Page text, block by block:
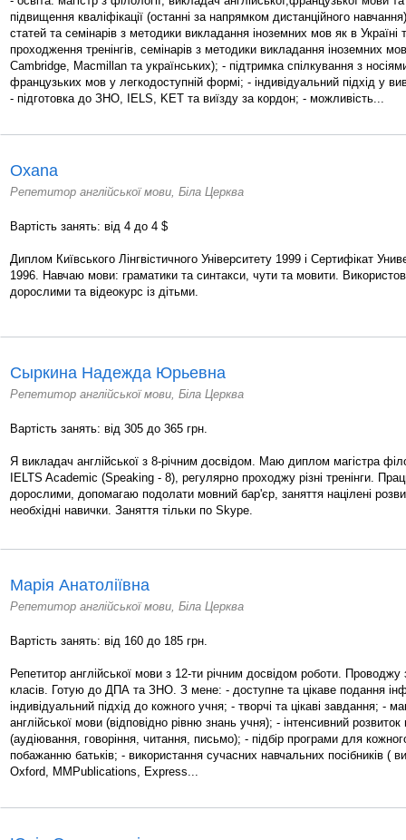
підвищення кваліфікації (останні за напрямком дистанційного
статей та семінарів з методики викладання іноземних мов як в Україні
проходження тренінгів, семінарів з методики викладання іноземних
Cambridge, Macmillan та українських); - підтримка спілкування з
французьких мов у легкодоступній формі; - індивідуальний підхід у
- підготовка до ЗНО, IELS, KET та виїзду за кордон; - можливість...
Oxana
Репетитор англійської мови, Біла Церква
Вартість занять: від 4 до 4 $
Диплом Київського Лінгвістичного Університету 1999 і Сертифікат
1996. Навчаю мови: граматики та синтакси, чути та мовити.
дорослими та відеокурс із дітьми.
Сыркина Надежда Юрьевна
Репетитор англійської мови, Біла Церква
Вартість занять: від 305 до 365 грн.
Я викладач англійської з 8-річним досвідом. Маю диплом магістра
IELTS Academic (Speaking - 8), регулярно проходжу різні тренінги.
дорослими, допомагаю подолати мовний бар'єр, заняття націлені
необхідні навички. Заняття тільки по Skype.
Марія Анатоліївна
Репетитор англійської мови, Біла Церква
Вартість занять: від 160 до 185 грн.
Репетитор англійської мови з 12-ти річним досвідом роботи. Проводжу
класів. Готую до ДПА та ЗНО. З мене: - доступне та цікаве подання
індивідуальний підхід до кожного учня; - творчі та цікаві завдання; -
англійської мови (відповідно рівню знань учня); - інтенсивний розвиток
(аудіювання, говоріння, читання, письмо); - підбір програми для
побажанню батьків; - використання сучасних навчальних посібників (
Oxford, MMPublications, Express...